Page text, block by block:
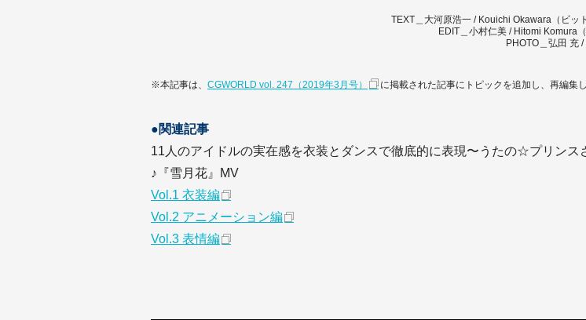
TEXT＿大河原浩一 / Kouichi Okawara（ビッ
EDIT＿小村仁美 / Hitomi Komura
PHOTO＿弘田 充
※本記事は、 CGWORLD vol. 247（2019年3月号） に掲載された記事にトピックを追加し、再編集
●関連記事
11人のアイドルの実在感を衣装とダンスで徹底的に表現〜うたの☆プリンス
♪『雪月花』MV
Vol.1 衣装編
Vol.2 アニメーション編
Vol.3 表情編